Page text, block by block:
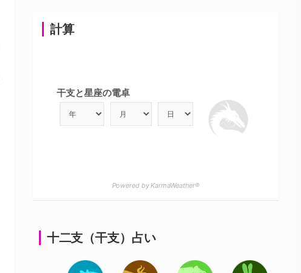
計算
干支と星座の電卓
Powered by KarmaWeather®
十二支（干支）占い